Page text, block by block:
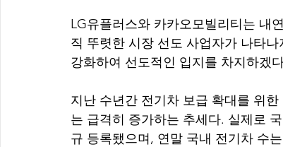
LG유플러스와 카카오모빌리티는 내
직 뚜렷한 시장 선도 사업자가 나타
강화하여 선도적인 입지를 차지하겠
지난 수년간 전기차 보급 확대를 위
는 급격히 증가하는 추세다. 실제로
규 등록됐으며, 연말 국내 전기차 수